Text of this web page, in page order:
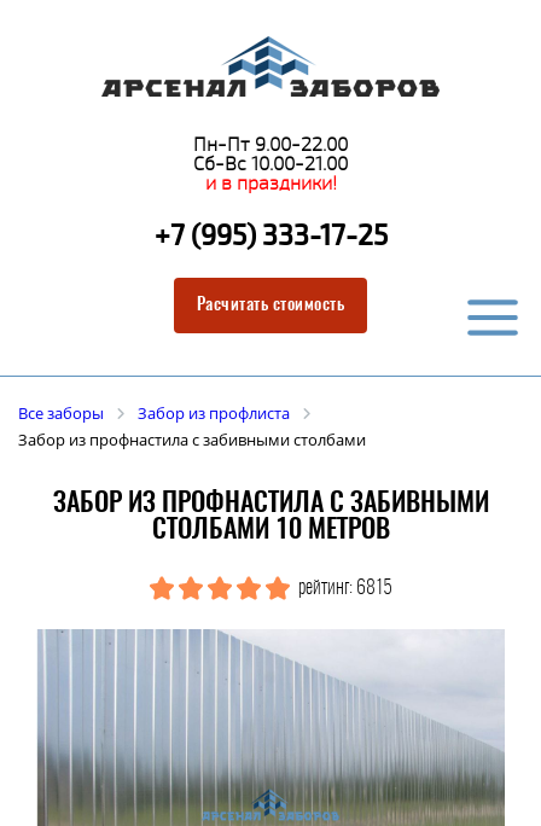
Пн-Пт 9.00-22.00
Сб-Вс 10.00-21.00
и в праздники!
+7 (995) 333-17-25
Расчитать стоимость
Все заборы
Забор из профлиста
Забор из профнастила с забивными столбами
ЗАБОР ИЗ ПРОФНАСТИЛА С ЗАБИВНЫМИ
СТОЛБАМИ 10 МЕТРОВ
рейтинг: 6815